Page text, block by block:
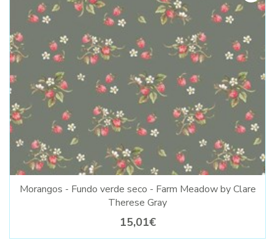
Morangos - Fundo verde seco - Farm Meadow by Clare
Therese Gray
15,01€